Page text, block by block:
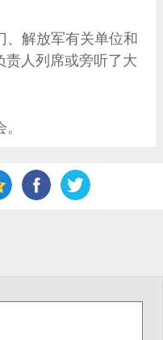
、解放军有关单位和
责人列席或旁听了大